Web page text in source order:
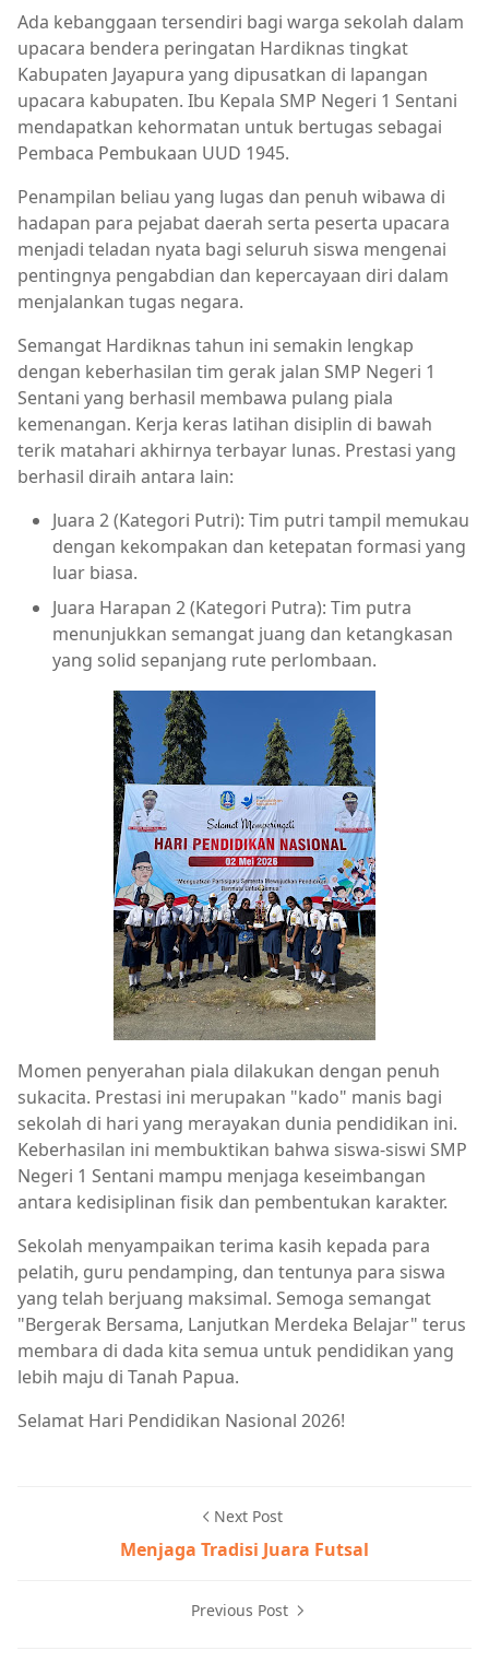
Ada kebanggaan tersendiri bagi warga sekolah dalam
upacara bendera peringatan Hardiknas tingkat
Kabupaten Jayapura yang dipusatkan di lapangan
upacara kabupaten. Ibu Kepala SMP Negeri 1 Sentani
mendapatkan kehormatan untuk bertugas sebagai
Pembaca Pembukaan UUD 1945.
Penampilan beliau yang lugas dan penuh wibawa di
hadapan para pejabat daerah serta peserta upacara
menjadi teladan nyata bagi seluruh siswa mengenai
pentingnya pengabdian dan kepercayaan diri dalam
menjalankan tugas negara.
Semangat Hardiknas tahun ini semakin lengkap
dengan keberhasilan tim gerak jalan SMP Negeri 1
Sentani yang berhasil membawa pulang piala
kemenangan. Kerja keras latihan disiplin di bawah
terik matahari akhirnya terbayar lunas. Prestasi yang
berhasil diraih antara lain:
Juara 2 (Kategori Putri): Tim putri tampil memukau
dengan kekompakan dan ketepatan formasi yang
luar biasa.
Juara Harapan 2 (Kategori Putra): Tim putra
menunjukkan semangat juang dan ketangkasan
yang solid sepanjang rute perlombaan.
Momen penyerahan piala dilakukan dengan penuh
sukacita. Prestasi ini merupakan "kado" manis bagi
sekolah di hari yang merayakan dunia pendidikan ini.
Keberhasilan ini membuktikan bahwa siswa-siswi SMP
Negeri 1 Sentani mampu menjaga keseimbangan
antara kedisiplinan fisik dan pembentukan karakter.
Sekolah menyampaikan terima kasih kepada para
pelatih, guru pendamping, dan tentunya para siswa
yang telah berjuang maksimal. Semoga semangat
"Bergerak Bersama, Lanjutkan Merdeka Belajar" terus
membara di dada kita semua untuk pendidikan yang
lebih maju di Tanah Papua.
Selamat Hari Pendidikan Nasional 2026!
Next Post
Menjaga Tradisi Juara Futsal
Previous Post